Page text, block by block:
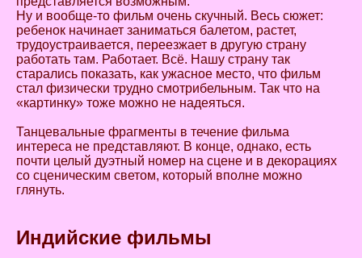
Ну и вообще-то фильм очень скучный. Весь сюжет:
ребенок начинает заниматься балетом, растет,
трудоустраивается, переезжает в другую страну
работать там. Работает. Всё. Нашу страну так
старались показать, как ужасное место, что фильм
стал физически трудно смотрибельным. Так что на
«картинку» тоже можно не надеяться.
Танцевальные фрагменты в течение фильма
интереса не представляют. В конце, однако, есть
почти целый дуэтный номер на сцене и в декорациях
со сценическим светом, который вполне можно
глянуть.
Индийские фильмы